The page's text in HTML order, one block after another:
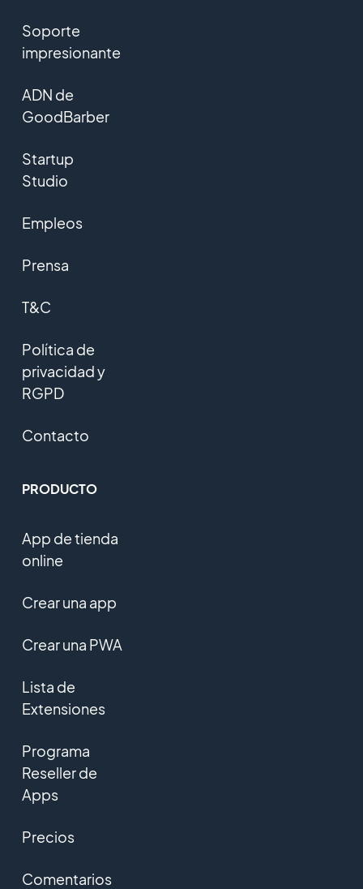
Soporte
impresionante
ADN de
GoodBarber
Startup
Studio
Empleos
Prensa
T&C
Política de
privacidad y
RGPD
Contacto
PRODUCTO
App de tienda
online
Crear una app
Crear una PWA
Lista de
Extensiones
Programa
Reseller de
Apps
Precios
Comentarios